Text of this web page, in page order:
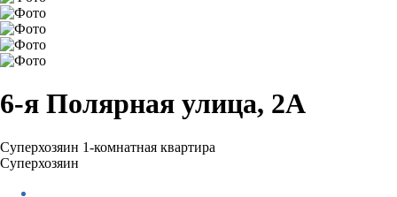
6-я Полярная улица, 2А
Суперхозяин 1-комнатная квартира
Суперхозяин